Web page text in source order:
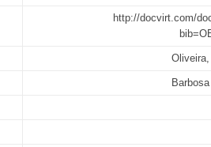
http://docvirt.com/